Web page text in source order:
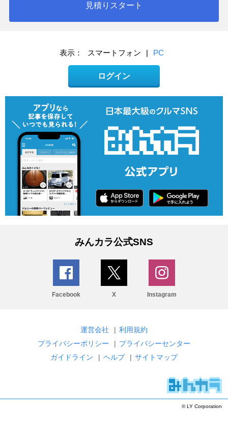
見積りスタート
表示： スマートフォン | PC
ログイン
みんカラ公式SNS
Facebook X Instagram
運営会社 | 利用規約
プライバシーポリシー
| プライバシーセンター
ガイドライン
| ヘルプ | サイトマップ
© LY Corporation